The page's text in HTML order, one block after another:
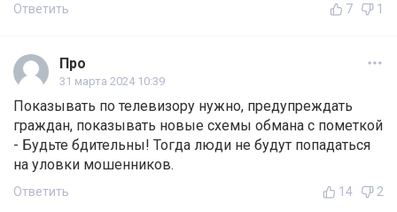
Ответить 7 1
Про
31 марта 2024 10:39
Показывать по телевизору нужно, предупреждать
граждан, показывать новые схемы обмана с пометкой
- Будьте бдительны! Тогда люди не будут попадаться
на уловки мошенников.
Ответить 14 2